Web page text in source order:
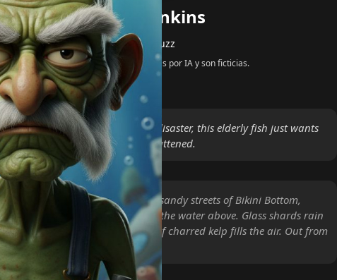
Old Man Jenkins
por@PeachFuzz
Todas las respuestas son generadas por IA y son ficticias.
the middle of another nautical disaster, this elderly fish just wants
his groceries without being flattened.
of an explosion shakes the sandy streets of Bikini Bottom,
of black smoke billowing into the water above. Glass shards rain
confetti as the acrid scent of charred kelp fills the air. Out from
tumbles a thin, green fish i